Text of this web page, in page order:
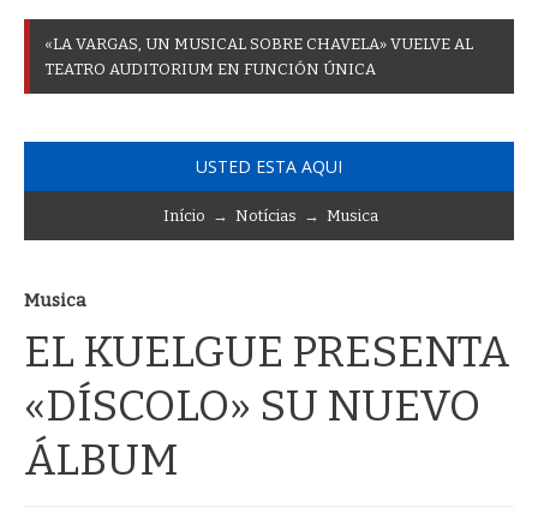
«LA VARGAS UN MUSICAL SOBRE CHAVELA» VUELVE AL
TEATRO AUDITORIUM EN FUNCIÓN ÚNICA
USTED ESTA AQUI
Início → Notícias → Musica
Musica
EL KUELGUE PRESENTA
«DÍSCOLO» SU NUEVO
ÁLBUM